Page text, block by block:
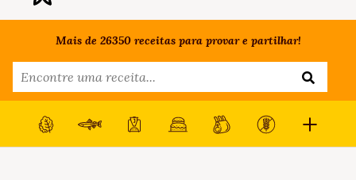
Mais de 26350 receitas para provar e partilhar!